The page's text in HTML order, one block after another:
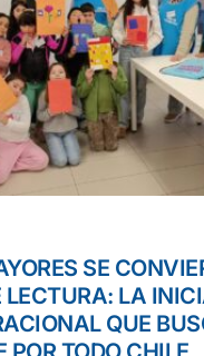
SE
LECTURA: LA
QUE